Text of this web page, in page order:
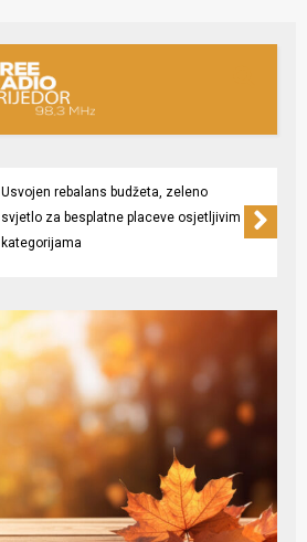
Usvojen rebalans budžeta, zeleno
svjetlo za besplatne placeve osjetljivim
kategorijama